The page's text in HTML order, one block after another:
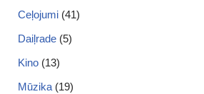
Ceļojumi (41)
Daiļrade (5)
Kino (13)
Mūzika (19)